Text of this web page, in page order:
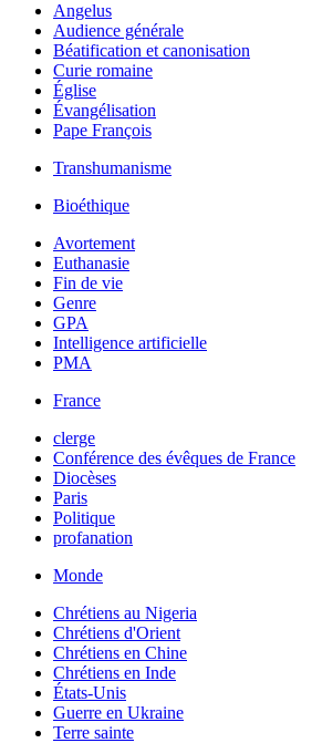
Angelus
Audience générale
Béatification et canonisation
Curie romaine
Église
Évangélisation
Pape François
Transhumanisme
Bioéthique
Avortement
Euthanasie
Fin de vie
Genre
GPA
Intelligence artificielle
PMA
France
clerge
Conférence des évêques de France
Diocèses
Paris
Politique
profanation
Monde
Chrétiens au Nigeria
Chrétiens d'Orient
Chrétiens en Chine
Chrétiens en Inde
États-Unis
Guerre en Ukraine
Terre sainte